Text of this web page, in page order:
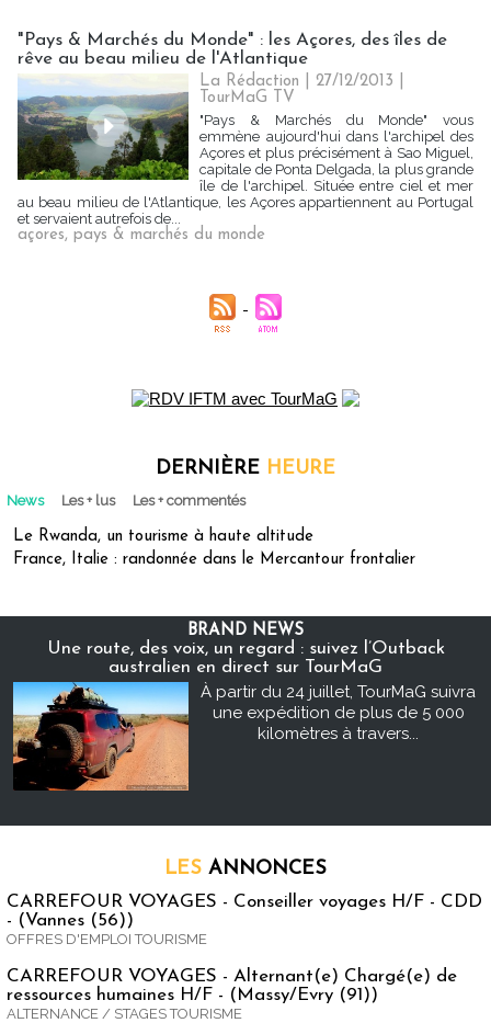
"Pays & Marchés du Monde" : les Açores, des îles de
rêve au beau milieu de l'Atlantique
La Rédaction | 27/12/2013
TourMaG TV
"Pays & Marchés du Monde" vous
emmène aujourd'hui dans l'archipel des
Açores et plus précisément à Sao Miguel,
capitale de Ponta Delgada, la plus grande
île de l'archipel. Située entre ciel et mer
au beau milieu de l'Atlantique, les Açores appartiennent au Portugal
et servaient autrefois de...
açores, pays & marchés du monde
DERNIÈRE HEURE
News Les + lus Les + commentés
Le Rwanda, un tourisme à haute altitude
France, Italie : randonnée dans le Mercantour frontalier
BRAND NEWS
Une route, des voix, un regard : suivez l’Outback
australien en direct sur TourMaG
À partir du 24 juillet, TourMaG suivra
une expédition de plus de 5 000
kilomètres à travers...
LES ANNONCES
CARREFOUR VOYAGES - Conseiller voyages H/F - CDD
- (Vannes (56))
OFFRES D'EMPLOI TOURISME
CARREFOUR VOYAGES - Alternant(e) Chargé(e) de
ressources humaines H/F - (Massy/Evry (91))
ALTERNANCE / STAGES TOURISME